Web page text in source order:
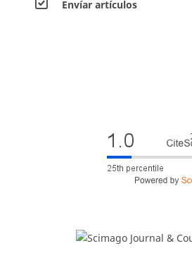
Envíar artículos